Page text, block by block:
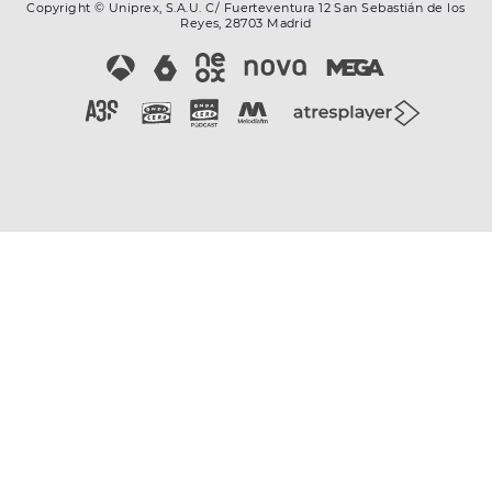
Copyright © Uniprex, S.A.U. C/ Fuerteventura 12 San Sebastián de los
Reyes, 28703 Madrid